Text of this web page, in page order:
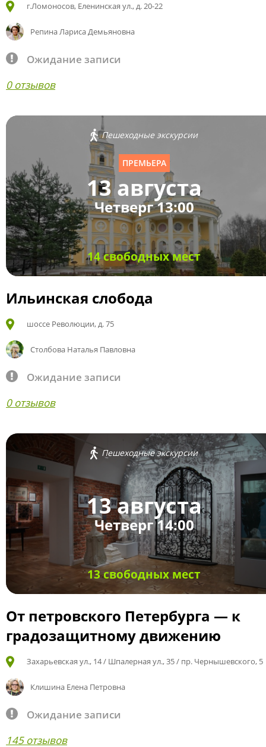
г.Ломоносов, Еленинская ул., д. 20-22
Репина Лариса Демьяновна
Ожидание записи
0 отзывов
Пешеходные экскурсии
ПРЕМЬЕРА
13 августа
Четверг 13:00
14 свободных мест
Ильинская слобода
шоссе Революции, д. 75
Столбова Наталья Павловна
Ожидание записи
0 отзывов
Пешеходные экскурсии
13 августа
Четверг 14:00
13 свободных мест
От петровского Петербурга — к
градозащитному движению
Захарьевская ул., 14 / Шпалерная ул., 35 / пр. Чернышевского, 5
Клишина Елена Петровна
Ожидание записи
145 отзывов